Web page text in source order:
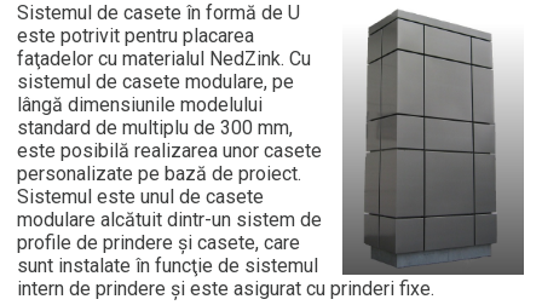
Sistemul de casete în formă de U
este potrivit pentru placarea
faţadelor cu materialul NedZink. Cu
sistemul de casete modulare, pe
lângă dimensiunile modelului
standard de multiplu de 300 mm,
este posibilă realizarea unor casete
personalizate pe bază de proiect.
Sistemul este unul de casete
modulare alcătuit dintr-un sistem de
profile de prindere şi casete, care
sunt instalate în funcţie de sistemul
intern de prindere şi este asigurat cu prinderi fixe.